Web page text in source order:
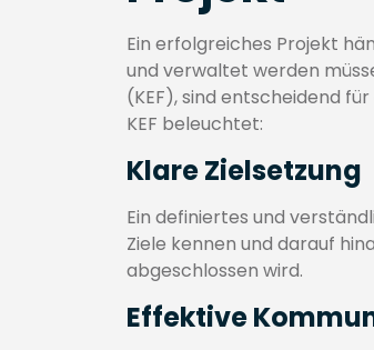
Ein erfolgreiches Projekt
und verwaltet werden
(KEF), sind entscheidend
KEF beleuchtet:
Klare Zielsetzung
Ein definiertes und
Ziele kennen und darauf
abgeschlossen wird.
Effektive